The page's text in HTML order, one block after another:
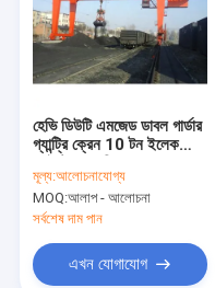
হেভি ডিউটি ​​এমজেড ডাবল গার্ডার
গ্যান্ট্রি ক্রেন 10 টন ইলেকট্রিক
মূল্য:আলোচনাযোগ্য
MOQ:আলাপ - আলোচনা
সর্বশেষ দাম পান
এখন যোগাযোগ